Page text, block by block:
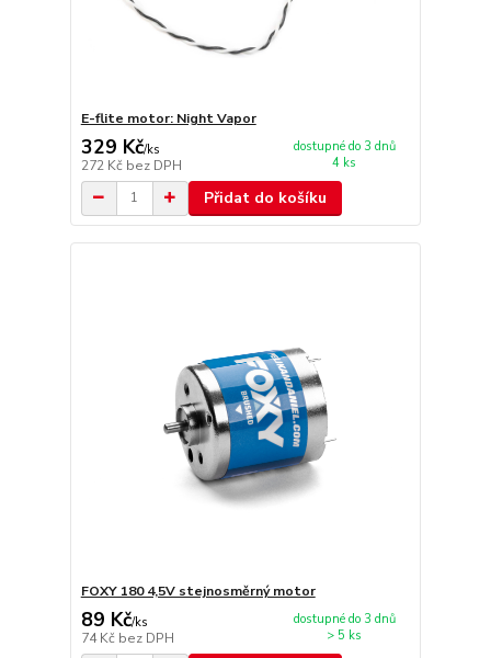
E-flite motor: Night Vapor
329 Kč/ks
272 Kč bez DPH
dostupné do 3 dnů
4 ks
Přidat do košíku
FOXY 180 4,5V stejnosměrný motor
89 Kč/ks
74 Kč bez DPH
dostupné do 3 dnů
> 5 ks